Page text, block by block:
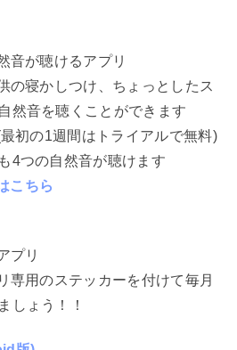
音が聴けるアプリ
の寝かしつけ、ちょっとしたス
然音を聴くことができます
初の1週間はトライアルで無料)
4つの自然音が聴けます
こちら
プリ
専用のステッカーを付けて毎月
しょう！！